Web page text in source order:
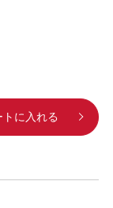
トに入れる